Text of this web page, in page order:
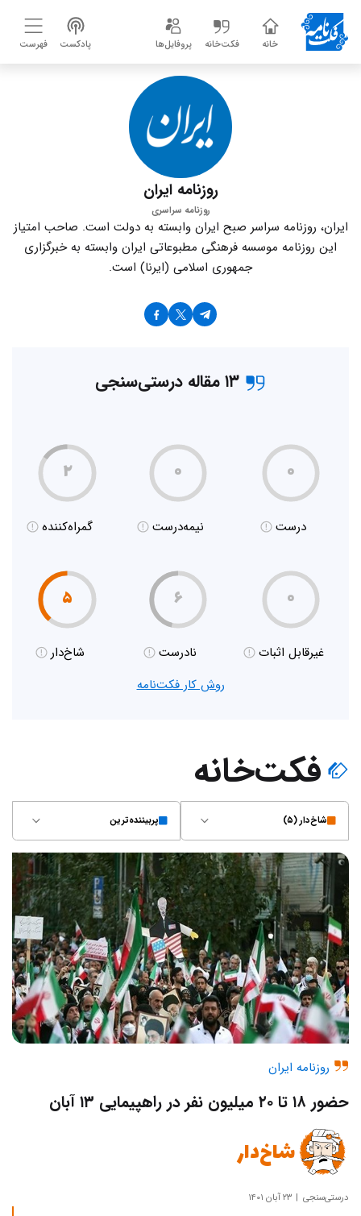
خانه فکت‌خانه پروفایل‌ها پادکست فهرست
روزنامه ایران
روزنامه سراسری
ایران، روزنامه سراسر صبح ایران وابسته به دولت است. صاحب امتیاز
این روزنامه موسسه فرهنگی مطبوعاتی ایران وابسته به خبرگزاری
جمهوری اسلامی (ایرنا) است.
۱۳ مقاله درستی‌سنجی
۰
درست
۰
نیمه‌درست
۲
گمراه‌کننده
۰
غیر‌قابل اثبات
۶
نادرست
۵
شاخ‌دار
روش کار فکت‌نامه
فکت‌خانه
شاخ‌دار (۵) پربیننده‌ترین
روزنامه ایران
حضور ۱۸ تا ۲۰ میلیون نفر در راهپیمایی ۱۳ آبان
شاخ‌دار
درستی‌سنجی ۲۳ آبان ۱۴۰۱